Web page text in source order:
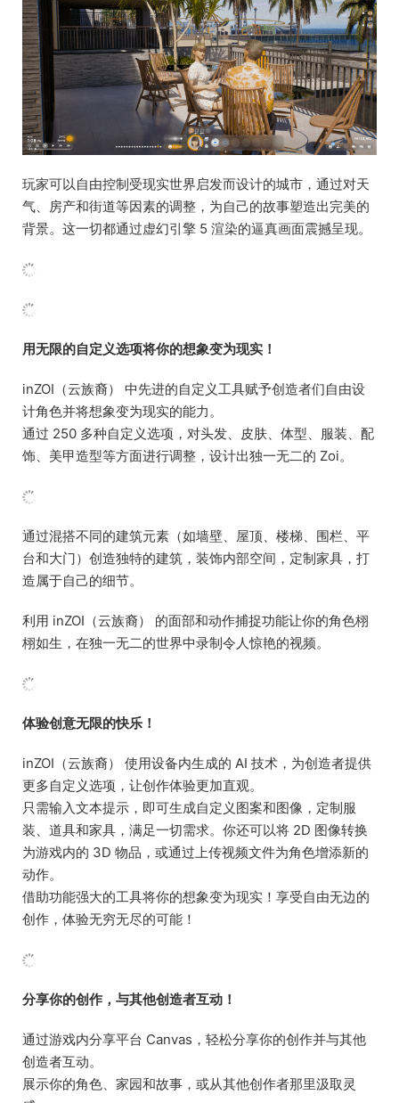
玩家可以自由控制受现实世界启发而设计的城市，通过对天
气、房产和街道等因素的调整，为自己的故事塑造出完美的
背景。这一切都通过虚幻引擎 5 渲染的逼真画面震撼呈现。
用无限的自定义选项将你的想象变为现实！
inZOI（云族裔） 中先进的自定义工具赋予创造者们自由设
计角色并将想象变为现实的能力。
通过 250 多种自定义选项，对头发、皮肤、体型、服装、配
饰、美甲造型等方面进行调整，设计出独一无二的 Zoi。
通过混搭不同的建筑元素（如墙壁、屋顶、楼梯、围栏、平
台和大门）创造独特的建筑，装饰内部空间，定制家具，打
造属于自己的细节。
利用 inZOI（云族裔） 的面部和动作捕捉功能让你的角色栩
栩如生，在独一无二的世界中录制令人惊艳的视频。
体验创意无限的快乐！
inZOI（云族裔） 使用设备内生成的 AI 技术，为创造者提供
更多自定义选项，让创作体验更加直观。
只需输入文本提示，即可生成自定义图案和图像，定制服
装、道具和家具，满足一切需求。你还可以将 2D 图像转换
为游戏内的 3D 物品，或通过上传视频文件为角色增添新的
动作。
借助功能强大的工具将你的想象变为现实！享受自由无边的
创作，体验无穷无尽的可能！
分享你的创作，与其他创造者互动！
通过游戏内分享平台 Canvas，轻松分享你的创作并与其他
创造者互动。
展示你的角色、家园和故事，或从其他创作者那里汲取灵